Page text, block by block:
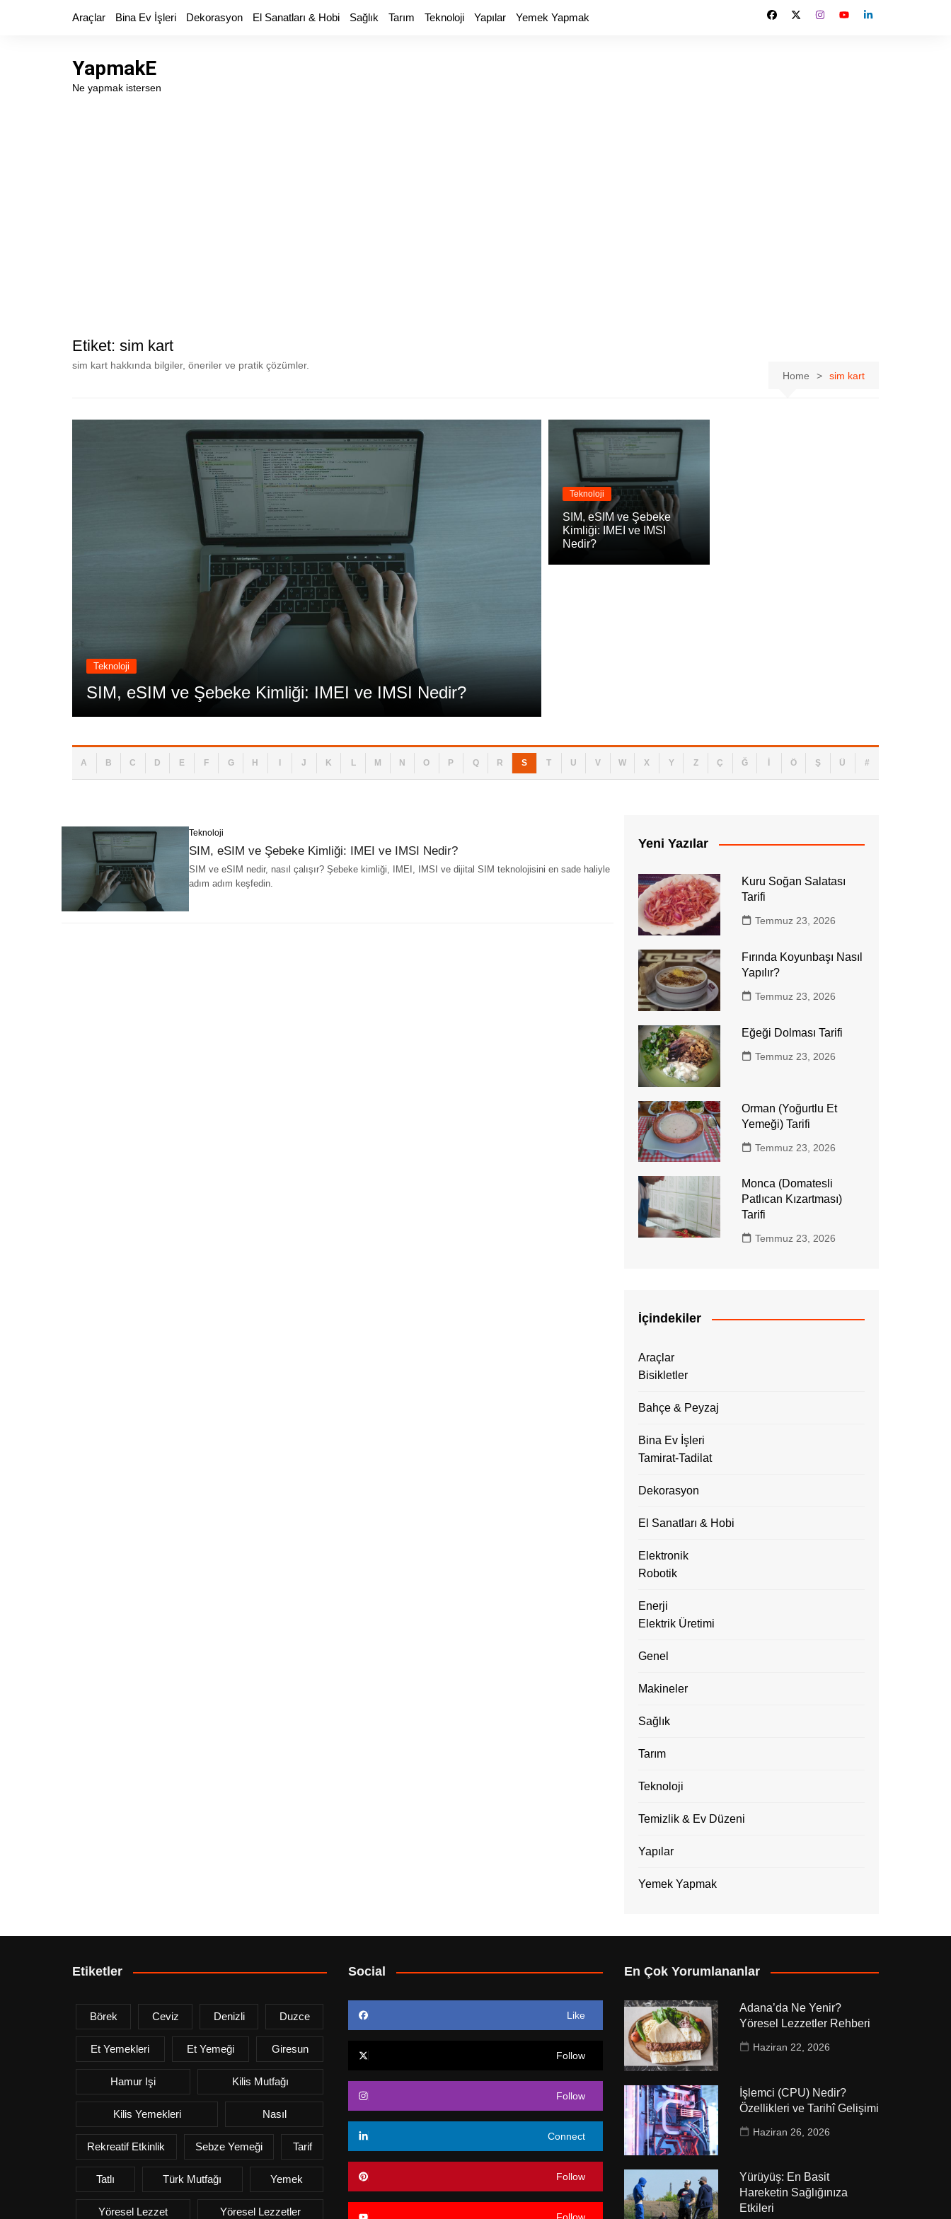
Araçlar Bina Ev İşleri Dekorasyon El Sanatları & Hobi Sağlık Tarım Teknoloji Yapılar Yemek Yapmak
YapmakE
Ne yapmak istersen
Etiket: sim kart
sim kart hakkında bilgiler, öneriler ve pratik çözümler.
Home
sim kart
Teknoloji
SIM, eSIM ve Şebeke Kimliği: IMEI ve IMSI Nedir?
Teknoloji
SIM, eSIM ve Şebeke
Kimliği: IMEI ve IMSI
Nedir?
A B C D E F G H J K L M N O P Q R S T U V W X Y Z Ç Ğ Ö Ş Ü #
Teknoloji
SIM, eSIM ve Şebeke Kimliği: IMEI ve IMSI Nedir?
SIM ve eSIM nedir, nasıl çalışır? Şebeke kimliği, IMEI, IMSI ve dijital SIM teknolojisini en sade haliyle
adım adım keşfedin.
Yeni Yazılar
Kuru Soğan Salatası
Tarifi
Temmuz 23, 2026
Fırında Koyunbaşı Nasıl
Yapılır?
Temmuz 23, 2026
Eğeği Dolması Tarifi
Temmuz 23, 2026
Orman (Yoğurtlu Et
Yemeği) Tarifi
Temmuz 23, 2026
Monca (Domatesli
Patlıcan Kızartması)
Tarifi
Temmuz 23, 2026
İçindekiler
Araçlar
Bisikletler
Bahçe & Peyzaj
Bina Ev İşleri
Tamirat-Tadilat
Dekorasyon
El Sanatları & Hobi
Elektronik
Robotik
Enerji
Elektrik Üretimi
Genel
Makineler
Sağlık
Tarım
Teknoloji
Temizlik & Ev Düzeni
Yapılar
Yemek Yapmak
Etiketler
Börek Ceviz Denizli Duzce
Et Yemekleri Et Yemeği Giresun
Hamur Işi Kilis Mutfağı
Kilis Yemekleri Nasıl
Rekreatif Etkinlik Sebze Yemeği Tarif
Tatlı Türk Mutfağı Yemek
Yöresel Lezzet Yöresel Lezzetler
Social
Like
Follow
Follow
Connect
Follow
En Çok Yorumlananlar
Adana’da Ne Yenir?
Yöresel Lezzetler Rehberi
Haziran 22, 2026
İşlemci (CPU) Nedir?
Özellikleri ve Tarihî Gelişimi
Haziran 26, 2026
Yürüyüş: En Basit
Hareketin Sağlığınıza
Etkileri